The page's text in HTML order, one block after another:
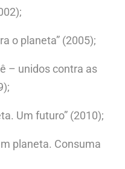
o planeta” (2005);
– unidos contra as
Um futuro” (2010);
planeta. Consuma